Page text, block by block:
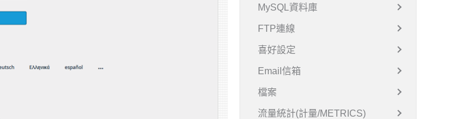
MySQL資料庫
FTP連線
喜好設定
Email信箱
檔案
流量統計(計量/METRICS)